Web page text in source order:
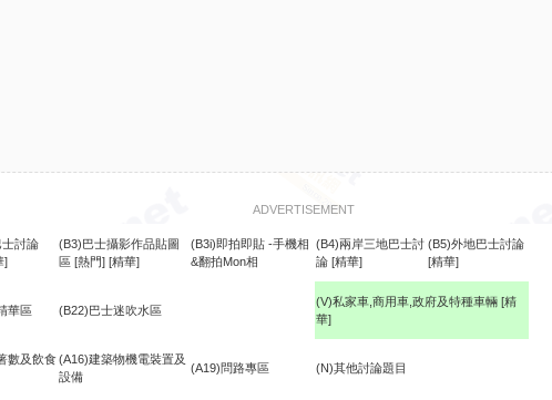
ADVERTISEMENT
討論
]
(B3)巴士攝影作品貼圖
區 [熱門] [精華]
(B3i)即拍即貼 -手機相
&翻拍Mon相
(B4)兩岸三地巴士討
論 [精華]
(B5)外地巴士討論
[精華]
華區 (B22)巴士迷吹水區
(V)私家車,商用車,政府及特種車輛 [精
華]
數及飲食(A16)建築物機電裝置及
設備
(A19)問路專區 (N)其他討論題目